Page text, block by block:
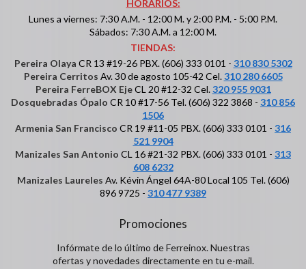
HORARIOS:
Lunes a viernes: 7:30 A.M. - 12:00 M. y 2:00 P.M. - 5:00 P.M.
Sábados: 7:30 A.M. a 12:00 M.
TIENDAS:
Pereira Olaya CR 13 #19-26 PBX. (606) 333 0101 - 310 830 5302
Pereira Cerritos Av. 30 de agosto 105-42 Cel.310 280 6605
Pereira FerreBOX EjeCL 20 #12-32 Cel.320 955 9031
Dosquebradas Ópalo CR 10 #17-56 Tel. (606) 322 3868 - 310 856
1506
Armenia San Francisco CR 19 #11-05 PBX. (606) 333 0101 - 316
521 9904
Manizales San Antonio CL 16 #21-32 PBX. (606) 333 0101 - 313
608 6232
Manizales Laureles Av. Kévin Ángel 64A-80 Local 105 Tel. (606)
896 9725 - 310 477 9389
Promociones
Infórmate de lo último de Ferreinox. Nuestras
ofertas y novedades directamente en tu e-mail.